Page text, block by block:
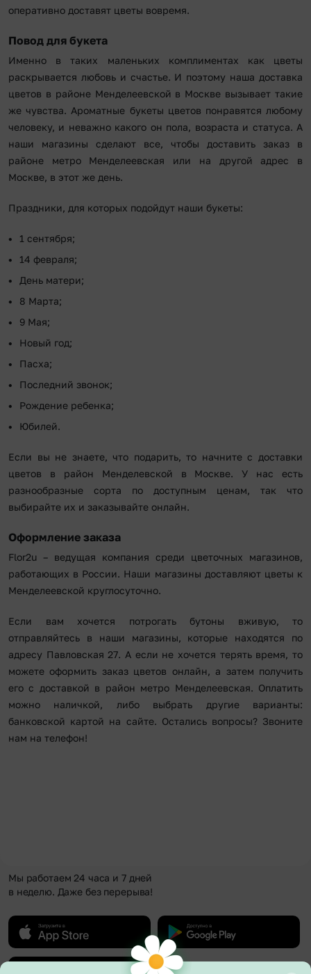
оперативно доставят цветы вовремя.
Повод для букета
Именно в таких маленьких комплиментах как цветы
раскрывается любовь и счастье. И поэтому наша доставка
цветов в районе Менделеевской в Москве вызывает такие
же чувства. Ароматные букеты цветов понравятся любому
человеку, и неважно какого он пола, возраста и статуса. А
наши магазины сделают все, чтобы доставить заказ в
районе метро Менделеевская или на другой адрес в
Москве, в этот же день.
Праздники, для которых подойдут наши букеты:
1 сентября;
14 февраля;
День матери;
8 Марта;
9 Мая;
Новый год;
Пасха;
Последний звонок;
Рождение ребенка;
Юбилей.
Если вы не знаете, что подарить, то начните с доставки
цветов в район Менделевской в Москве. У нас есть
разнообразные сорта по доступным ценам, так что
выбирайте их и заказывайте онлайн.
Оформление заказа
Flor2u – ведущая компания среди цветочных магазинов,
работающих в России. Наши магазины доставляют цветы к
Менделеевской круглосуточно.
Если вам хочется потрогать бутоны вживую, то
отправляйтесь в наши магазины, которые находятся по
адресу Павловская 27. А если не хочется терять время, то
можете оформить заказ цветов онлайн, а затем получить
его с доставкой в район метро Менделеевская. Оплатить
можно наличкой, либо выбрать другие варианты:
банковской картой на сайте. Остались вопросы? Звоните
нам на телефон!
Мы работаем 24 часа и 7 дней
в неделю. Даже без перерыва!